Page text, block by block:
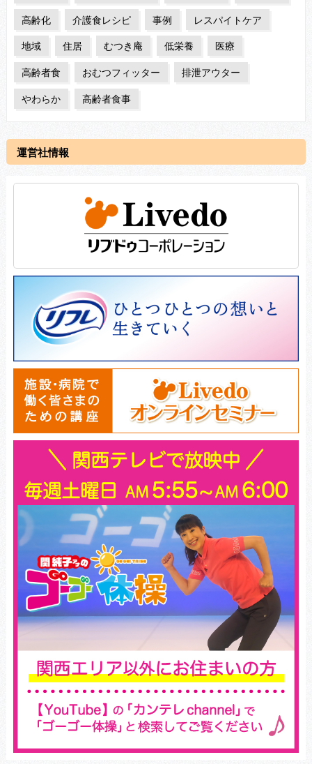
高齢化 介護食レシピ 事例 レスパイトケア
地域 住居 むつき庵 低栄養 医療
高齢者食 おむつフィッター 排泄アウター
やわらか 高齢者食事
運営社情報